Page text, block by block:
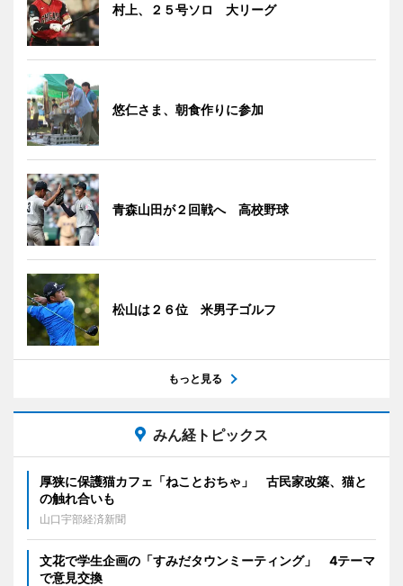
村上、２５号ソロ 大リーグ
悠仁さま、朝食作りに参加
青森山田が２回戦へ 高校野球
松山は２６位 米男子ゴルフ
もっと見る
みん経トピックス
厚狭に保護猫カフェ「ねことおちゃ」 古民家改築、猫と
の触れ合いも
山口宇部経済新聞
文花で学生企画の「すみだタウンミーティング」 4テーマ
で意見交換